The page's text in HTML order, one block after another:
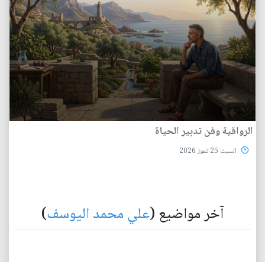
الرواقية وفن تدبير الحياة
السبت 25 تموز 2026
آخر مواضيع (علي محمد اليوسف)